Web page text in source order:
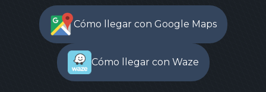
Cómo llegar con Google Maps
Cómo llegar con Waze